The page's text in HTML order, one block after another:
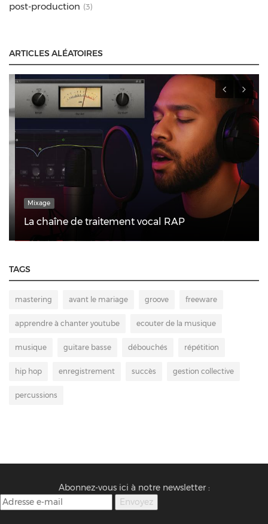
post-production (3)
ARTICLES ALÉATOIRES
Mixage
La chaîne de traitement vocal RAP
TAGS
mastering avant le mariage groove freeware
apprendre à chanter youtube ecouter de la musique
musique guitare basse débouchés répétition
hip hop enregistrement succès gestion collective
percussions
Abonnez-vous ici à notre newsletter :